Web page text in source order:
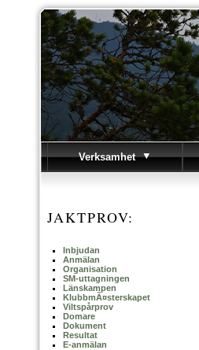
Verksamhet
JAKTPROV:
Inbjudan
Anmälan
Organisation
SM-uttagningen
Länskampen
KlubbmÃ¤sterskapet
Viltspårprov
Domare
Dokument
Resultat
E-anmälan